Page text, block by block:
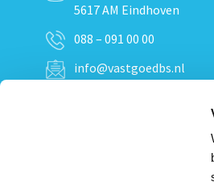
5617 AM Eindhoven
088 – 091 00 00
info@vastgoedbs.nl